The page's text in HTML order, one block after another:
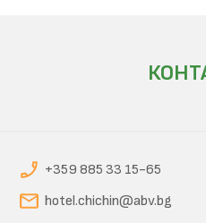
+359 885 33 15-65
hotel.chichin@abv.bg